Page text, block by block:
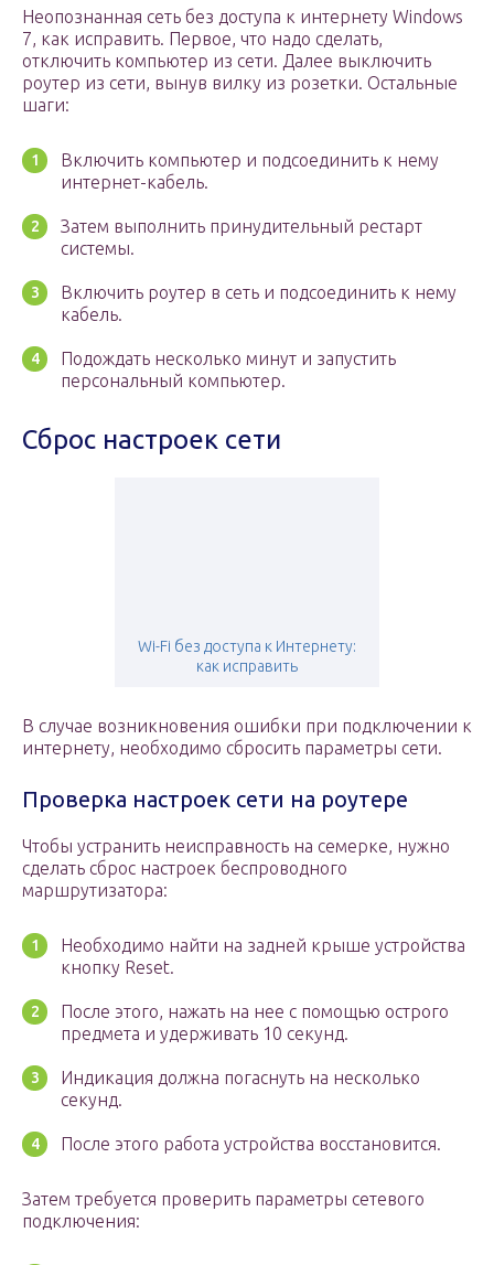
Неопознанная сеть без доступа к интернету Windows
7, как исправить. Первое, что надо сделать,
отключить компьютер из сети. Далее выключить
роутер из сети, вынув вилку из розетки. Остальные
шаги:
Включить компьютер и подсоединить к нему
интернет-кабель.
Затем выполнить принудительный рестарт
системы.
Включить роутер в сеть и подсоединить к нему
кабель.
Подождать несколько минут и запустить
персональный компьютер.
Сброс настроек сети
Wi-Fi без доступа к Интернету:
как исправить
В случае возникновения ошибки при подключении к
интернету, необходимо сбросить параметры сети.
Проверка настроек сети на роутере
Чтобы устранить неисправность на семерке, нужно
сделать сброс настроек беспроводного
маршрутизатора:
Необходимо найти на задней крыше устройства
кнопку Reset.
После этого, нажать на нее с помощью острого
предмета и удерживать 10 секунд.
Индикация должна погаснуть на несколько
секунд.
После этого работа устройства восстановится.
Затем требуется проверить параметры сетевого
подключения: